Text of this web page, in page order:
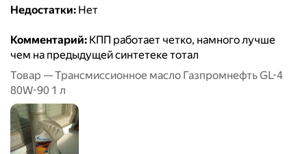
Недостатки: Нет
Комментарий: КПП работает четко, намного лучше
чем на предыдущей синтетеке тотал
Товар — Трансмиссионное масло Газпромнефть GL-4
80W-90 1 л